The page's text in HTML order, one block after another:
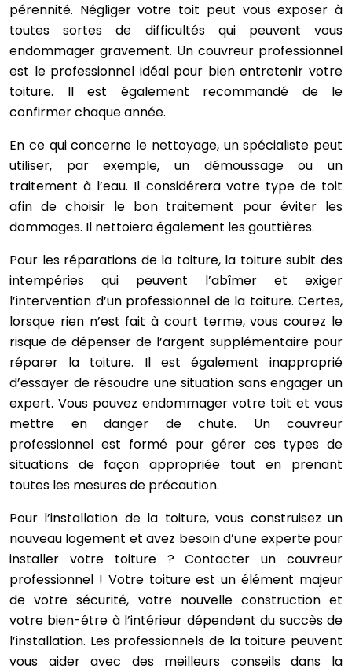
pérennité. Négliger votre toit peut vous exposer à
toutes sortes de difficultés qui peuvent vous
endommager gravement. Un couvreur professionnel
est le professionnel idéal pour bien entretenir votre
toiture. Il est également recommandé de le
confirmer chaque année.
En ce qui concerne le nettoyage, un spécialiste peut
utiliser, par exemple, un démoussage ou un
traitement à l’eau. Il considérera votre type de toit
afin de choisir le bon traitement pour éviter les
dommages. Il nettoiera également les gouttières.
Pour les réparations de la toiture, la toiture subit des
intempéries qui peuvent l’abîmer et exiger
l’intervention d’un professionnel de la toiture. Certes,
lorsque rien n’est fait à court terme, vous courez le
risque de dépenser de l’argent supplémentaire pour
réparer la toiture. Il est également inapproprié
d’essayer de résoudre une situation sans engager un
expert. Vous pouvez endommager votre toit et vous
mettre en danger de chute. Un couvreur
professionnel est formé pour gérer ces types de
situations de façon appropriée tout en prenant
toutes les mesures de précaution.
Pour l’installation de la toiture, vous construisez un
nouveau logement et avez besoin d’une experte pour
installer votre toiture ? Contacter un couvreur
professionnel ! Votre toiture est un élément majeur
de votre sécurité, votre nouvelle construction et
votre bien-être à l’intérieur dépendent du succès de
l’installation. Les professionnels de la toiture peuvent
vous aider avec des meilleurs conseils dans la